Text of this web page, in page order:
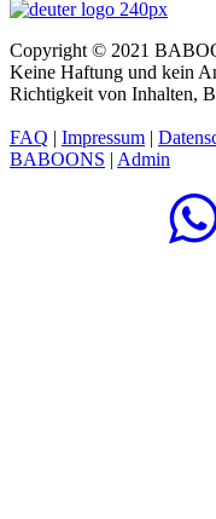
Copyright © 2021
Keine Haftung und kein
Richtigkeit von Inhalten,
FAQ | Impressum |
BABOONS | Admin